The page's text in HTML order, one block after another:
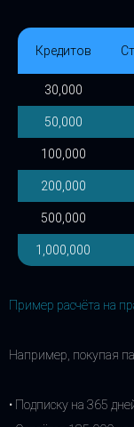
Кредитов
30,000
50,000
100,000
200,000
500,000
1,000,000
Пример расчёта на
Например, покупая
• Подписку на 365